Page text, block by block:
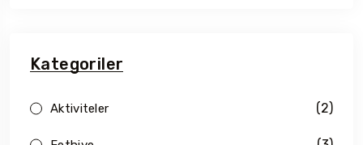
Kategoriler
Aktiviteler (2)